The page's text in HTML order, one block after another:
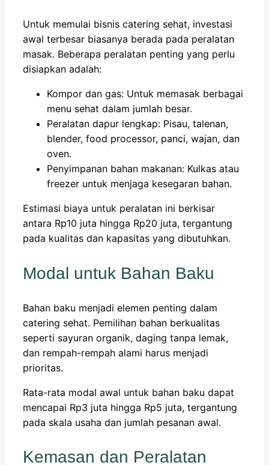
Untuk memulai bisnis catering sehat, investasi
awal terbesar biasanya berada pada peralatan
masak. Beberapa peralatan penting yang perlu
disiapkan adalah:
Kompor dan gas: Untuk memasak berbagai
menu sehat dalam jumlah besar.
Peralatan dapur lengkap: Pisau, talenan,
blender, food processor, panci, wajan, dan
oven.
Penyimpanan bahan makanan: Kulkas atau
freezer untuk menjaga kesegaran bahan.
Estimasi biaya untuk peralatan ini berkisar
antara Rp10 juta hingga Rp20 juta, tergantung
pada kualitas dan kapasitas yang dibutuhkan.
Modal untuk Bahan Baku
Bahan baku menjadi elemen penting dalam
catering sehat. Pemilihan bahan berkualitas
seperti sayuran organik, daging tanpa lemak,
dan rempah-rempah alami harus menjadi
prioritas.
Rata-rata modal awal untuk bahan baku dapat
mencapai Rp3 juta hingga Rp5 juta, tergantung
pada skala usaha dan jumlah pesanan awal.
Kemasan dan Peralatan